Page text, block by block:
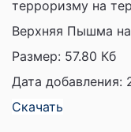
терроризму на
Верхняя Пышма
Размер: 57.80 Кб
Дата добавления:
Скачать